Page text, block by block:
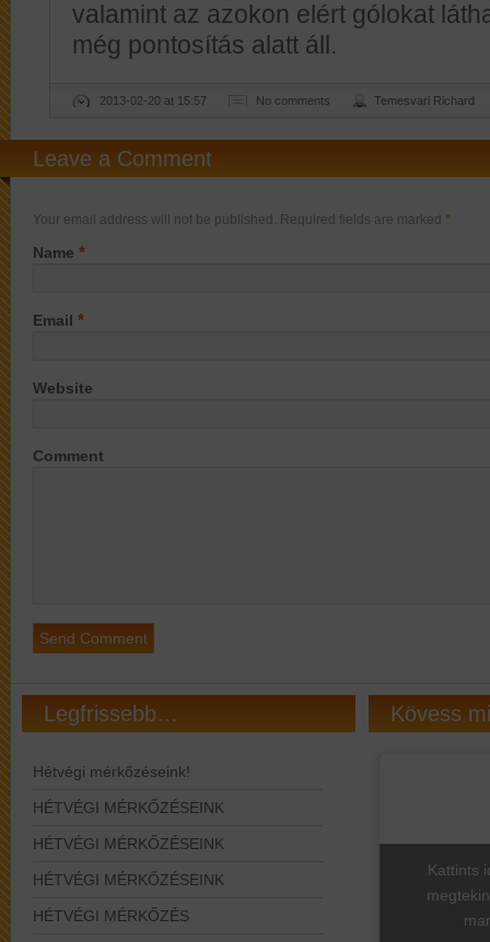
valamint az azokon elért gólokat
még pontosítás alatt áll.
2013-02-20 at 15:57 No comments Temesvari Richard
Leave a Comment
Your email address will not be published. Required fields are marked *
Name *
Email *
Website
Comment
Legfrissebb…
Hétvégi mérkőzéseink!
HÉTVÉGI MÉRKŐZÉSEINK
HÉTVÉGI MÉRKŐZÉSEINK
HÉTVÉGI MÉRKŐZÉSEINK
HÉTVÉGI MÉRKŐZÉS
Kövess
Kattints